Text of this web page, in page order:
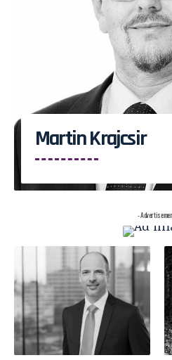
Martin Krajcsir
-